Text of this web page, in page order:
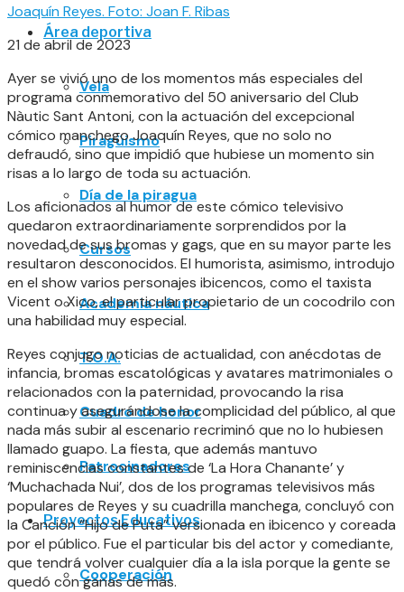
Área deportiva
Vela
Piragüismo
Día de la piragua
Cursos
Academia náutica
T.O.A.
Cuadro de honor
Patrocinadores
Proyectos Educativos
Cooperación
Joaquín Reyes. Foto: Joan F. Ribas
21 de abril de 2023
Ayer se vivió uno de los momentos más especiales del
programa conmemorativo del 50 aniversario del Club
Nàutic Sant Antoni, con la actuación del excepcional
cómico manchego Joaquín Reyes, que no solo no
defraudó, sino que impidió que hubiese un momento sin
risas a lo largo de toda su actuación.
Los aficionados al humor de este cómico televisivo
quedaron extraordinariamente sorprendidos por la
novedad de sus bromas y gags, que en su mayor parte les
resultaron desconocidos. El humorista, asimismo, introdujo
en el show varios personajes ibicencos, como el taxista
Vicent o Xico, el particular propietario de un cocodrilo con
una habilidad muy especial.
Reyes conjugo noticias de actualidad, con anécdotas de
infancia, bromas escatológicas y avatares matrimoniales o
relacionados con la paternidad, provocando la risa
continua y asegurándose la complicidad del público, al que
nada más subir al escenario recriminó que no lo hubiesen
llamado guapo. La fiesta, que además mantuvo
reminiscencias constantes de ‘La Hora Chanante’ y
‘Muchachada Nui’, dos de los programas televisivos más
populares de Reyes y su cuadrilla manchega, concluyó con
la Canción “Hijo de Puta” versionada en ibicenco y coreada
por el público. Fue el particular bis del actor y comediante,
que tendrá volver cualquier día a la isla porque la gente se
quedó con ganas de más.